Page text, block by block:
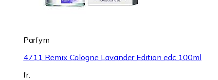
Parfym
4711 Remix Cologne Lavander Edition edc 100ml
fr.